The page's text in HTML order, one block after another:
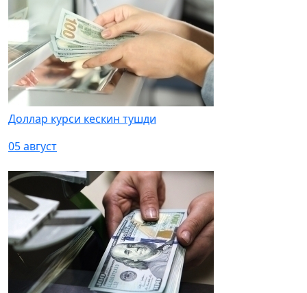
Доллар курси кескин тушди
05 август